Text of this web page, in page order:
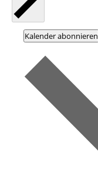
Kalender abonnieren